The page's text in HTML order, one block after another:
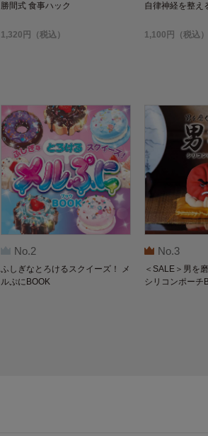
勝間式 食事ハック
1,320円（税込）
自律神経を整え
1,100円（税込）
No.2
ふしぎなとろけるスクイーズ！ メ
ルぷにBOOK
No.3
＜SALE＞男を
シリコンポーチ